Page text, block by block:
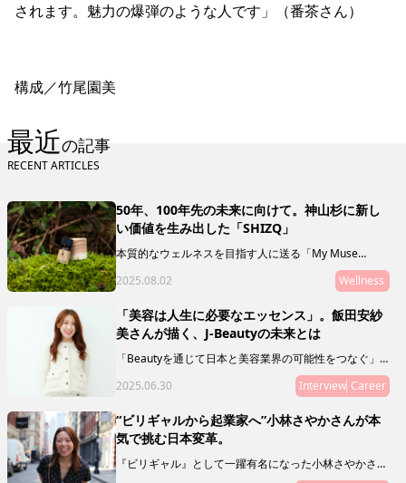
されます。魅力の爆弾のような人です」（番茶さん）
構成／竹尾園美
最近の記事
RECENT ARTICLES
50年、100年先の未来に向けて。神山杉に新し
い価値を生み出した「SHIZQ」
本質的なウェルネスを目指す人に送る「My Muse
Selection」。最終回を飾るのは、徳島県の神山を拠点
に活動する「SHIZQ（しずく）」。山や川を守るために
「木を使う」というコンセプトのもと、器やアロマを製
作・販売しています。 「質がいいもの」の奥に潜むリ
レーションシップ（関連性やつながり）に目を向けるこ
とで、50年後の私たちの未来に繋げていきましょう。
2025.08.02 Wellness
「美容は人生に必要なエッセンス」。飯田安紗
美さんが描く、J-Beautyの未来とは
「Beautyを通じて日本と美容業界の可能性をつなぐ」
ことをミッションとし、新規事業やマガジン、複業支援
などを通じて、J Beautyを世界へ拡げる活動をリードし
ている飯田 安紗美さんにインタビュー。日本の美容業
界の可能性とは？ その未来とは？ 飯田さんの人生経
験ならではの想いを語ってもらいました。
2025.06.30 Interview Career
“ビリギャルから起業家へ”小林さやかさんが本
気で挑む日本変革。
『ビリギャル』として一躍有名になった小林さやかさ
ん。偏差値30から慶應合格というサクセスストーリーの